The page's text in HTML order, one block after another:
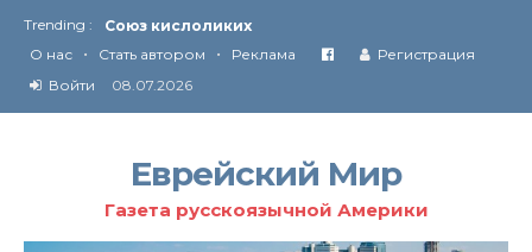
Trending :
О нас • Стать автором • Реклама
Регистрация
Войти
08.07.2026
Еврейский Мир
Газета русскоязычной Америки